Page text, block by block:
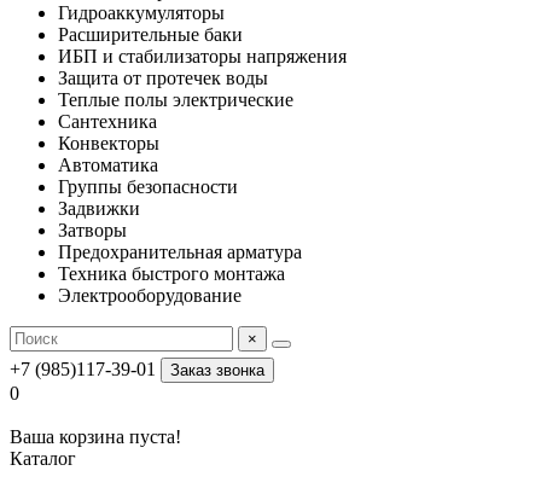
Гидроаккумуляторы
Расширительные баки
ИБП и стабилизаторы напряжения
Защита от протечек воды
Теплые полы электрические
Сантехника
Конвекторы
Автоматика
Группы безопасности
Задвижки
Затворы
Предохранительная арматура
Техника быстрого монтажа
Электрооборудование
×
+7 (985)117-39-01 Заказ звонка
0
Ваша корзина пуста!
Каталог